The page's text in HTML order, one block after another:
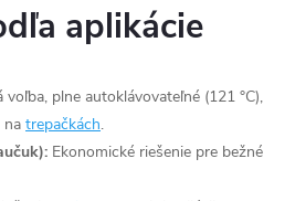
aplikácie
voľba, plne autoklávovateľné (121 °C),
na trepačkách.
Ekonomické riešenie pre bežné